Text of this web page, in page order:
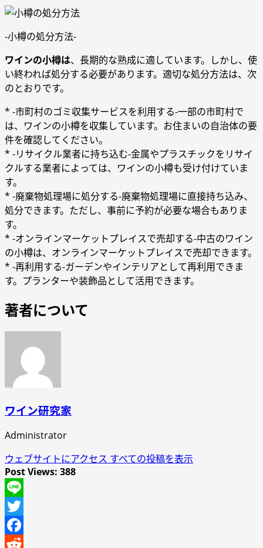
-小樽の処分方法-
ワインの小樽は、長期的な熟成に適しています。しかし、使
い終われば処分する必要があります。適切な処分方法は、次
のとおりです。
* -市町村のゴミ収集サービスを利用する-一部の市町村で
は、ワインの小樽を収集しています。お住まいの自治体の要
件を確認してください。
* -リサイクル業者に持ち込む-金属やプラスチックをリサイ
クルする業者によっては、ワインの小樽も受け付けていま
す。
* -廃棄物処理場に処分する-廃棄物処理場に直接持ち込み、
処分できます。ただし、事前に予約が必要な場合もありま
す。
* -オンラインマーケットプレイスで売却する-中古のワイン
の小樽は、オンラインマーケットプレイスで売却できます。
* -再利用する-ガーデンやインテリアとして再利用できま
す。プランターや装飾品として活用できます。
著者について
ワイン研究家
Administrator
ウェブサイトにアクセス すべての投稿を表示
Post Views: 388
Line
Twitter
Facebook